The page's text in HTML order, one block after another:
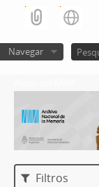
Navegar
Filtros